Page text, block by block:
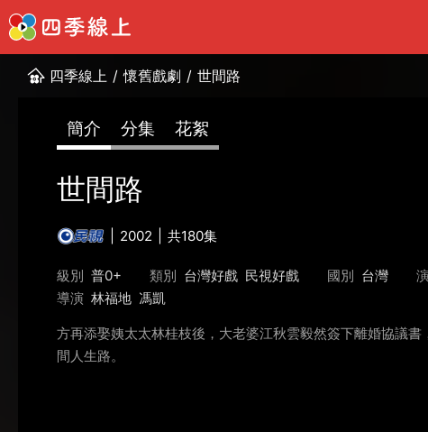
四季線上 / 懷舊戲劇 / 世間路
簡介 分集 花絮
世間路
2002 共180集
級別 普0+ 類別 台灣好戲 民視好戲 國別 台灣
導演 林福地 馮凱
方再添娶姨太太林桂枝後，大老婆江秋雲毅然簽下離婚協議
間人生路。